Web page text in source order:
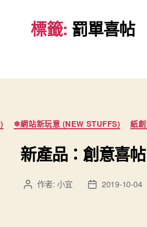
標籤: 罰單喜帖
分
類
❄網站新玩意 (NEW STUFFS) 紙
新產品：創意喜帖
文 作者: 小宜
文 2019-10-04